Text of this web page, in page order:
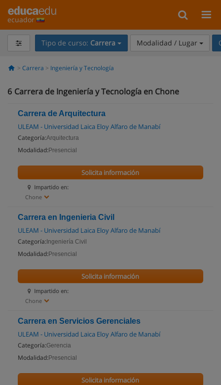
ecuador
Tipo de curso: Carrera Modalidad / Lugar
Carrera Ingeniería y Tecnología
6 Carrera de Ingeniería y Tecnología en Chone
Carrera de Arquitectura
ULEAM - Universidad Laica Eloy Alfaro de Manabí
Categoría:Arquitectura
Modalidad: Presencial
Impartido en:
Chone
Solicita información
Carrera en Ingenieria Civil
ULEAM - Universidad Laica Eloy Alfaro de Manabí
Categoría: Ingeniería Civil
Modalidad: Presencial
Impartido en:
Chone
Solicita información
Carrera en Servicios Gerenciales
ULEAM - Universidad Laica Eloy Alfaro de Manabí
Categoría:Gerencia
Modalidad: Presencial
Solicita información